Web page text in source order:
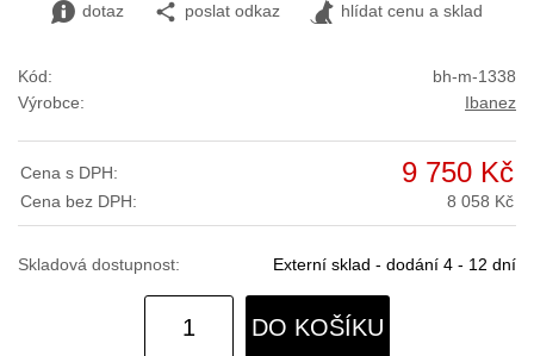
dotaz poslat odkaz hlídat cenu a sklad
Kód:
bh-m-1338
Výrobce:
Ibanez
Cena s DPH: 9 750 Kč
Cena bez DPH: 8 058 Kč
Skladová dostupnost: Externí sklad - dodání 4 - 12 dní
DO KOŠÍKU